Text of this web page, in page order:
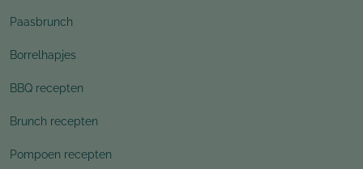
Paasbrunch
Borrelhapjes
BBQ recepten
Brunch recepten
Pompoen recepten